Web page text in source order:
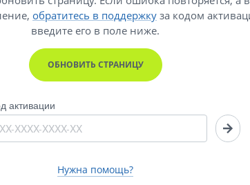
обратитесь в поддержку за кодом
введите его в поле ниже.
ОБНОВИТЬ СТРАНИЦУ
активации
Нужна помощь?